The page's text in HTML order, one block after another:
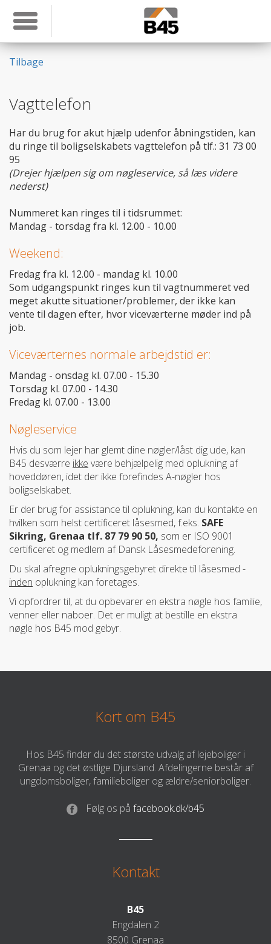
Toggle navigation
Tilbage
Vagttelefon
Har du brug for akut hjælp udenfor åbningstiden, kan
du ringe til boligselskabets vagttelefon på tlf.: 31 73 00
95
(Drejer hjælpen sig om nøgleservice, så læs videre
nederst)
Nummeret kan ringes til i tidsrummet:
Mandag - torsdag fra kl. 12.00 - 10.00
Weekend:
Fredag fra kl. 12.00 - mandag kl. 10.00
Som udgangspunkt ringes kun til vagtnummeret ved
meget akutte situationer/problemer, der ikke kan
vente til dagen efter, hvor viceværterne møder ind på
job.
Viceværternes normale arbejdstid er:
Mandag - onsdag kl. 07.00 - 15.30
Torsdag kl. 07.00 - 14.30
Fredag kl. 07.00 - 13.00
Nøgleservice
Hvis du som lejer har glemt dine nøgler/låst dig ude, kan
B45 desværre ikke være behjælpelig med oplukning af
hoveddøren, idet der ikke forefindes A-nøgler hos
boligselskabet.
Er der brug for assistance til oplukning, kan du kontakte en
hvilken som helst certificeret låsesmed, f.eks. SAFE
Sikring, Grenaa tlf. 87 79 90 50, som er ISO 9001
certificeret og medlem af Dansk Låsesmedeforening.
Du skal afregne oplukningsgebyret direkte til låsesmed -
inden oplukning kan foretages.
Vi opfordrer til, at du opbevarer en ekstra nøgle hos familie,
venner eller naboer. Det er muligt at bestille en ekstra
nøgle hos B45 mod gebyr.
Kort om B45
Hos B45 finder du det største udvalg af lejeboliger i
Grenaa og det østlige Djursland. Afdelingerne består af
ungdomsboliger, familieboliger og ældre/seniorboliger.
Følg os på facebook.dk/b45
Kontakt
B45
Engdalen 2
8500 Grenaa